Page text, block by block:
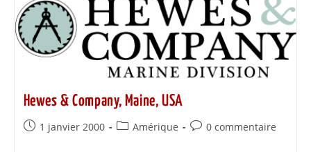
Hewes & Company, Maine, USA
1 janvier 2000 Amérique 0 commentaire